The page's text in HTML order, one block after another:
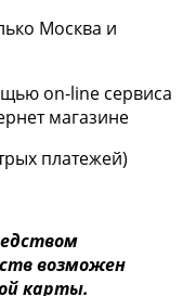
Москва и
on-line сервиса
магазине
платежей)
возможен
карты.